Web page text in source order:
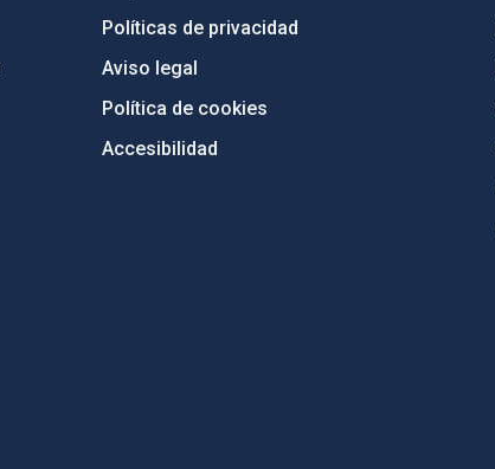
Políticas de privacidad
Aviso legal
Política de cookies
Accesibilidad